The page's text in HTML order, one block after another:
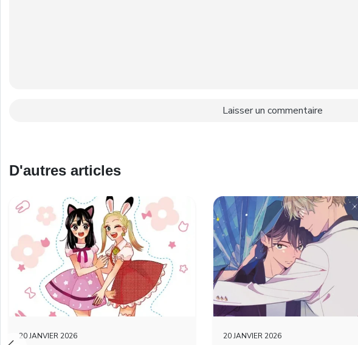
D'autres articles
20 JANVIER 2026 20 JANVIER 2026